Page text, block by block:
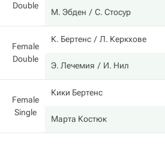
Double
М. Эбден С. Стосур
Female
Double
К. Бертенс Л. Керкхове
Э. Лечемия И. Нил
Female
Single
Кики Бертенс
Марта Костюк